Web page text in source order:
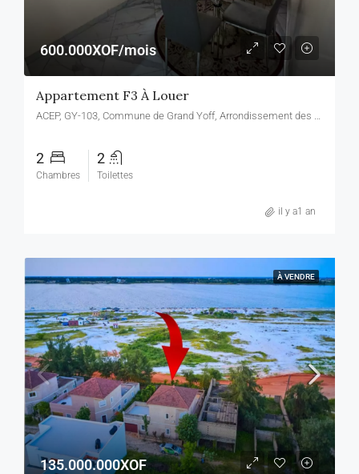
600.000XOF/mois
Appartement F3 À Louer
ACEP, GY-103, Commune de Grand Yoff, Arrondissement des Parcelles Assainies, Dakar, Région de Dakar, 11500, Sénégal, ACEP, GY-103, Commune de Grand Yoff, Arrondissement des Parcelles Assainies, Dakar, Région de Dakar, 11500, Sénégal
2
Chambres
2
Toilettes
il y a1 an
À VENDRE
135.000.000XOF